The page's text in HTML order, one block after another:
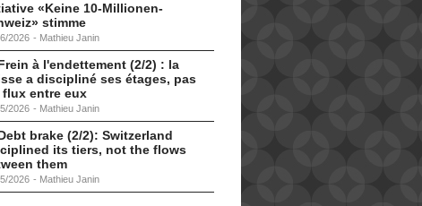
«Keine 10-Millionen-
stimme
2026 - Mathieu Janin
à l'endettement (2/2) : la
a discipliné ses étages, pas
flux entre eux
2026 - Mathieu Janin
brake (2/2): Switzerland
its tiers, not the flows
them
2026 - Mathieu Janin